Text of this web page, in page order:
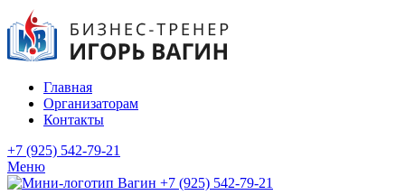
Главная
Организаторам
Контакты
+7 (925) 542-79-21
Меню
+7 (925) 542-79-21